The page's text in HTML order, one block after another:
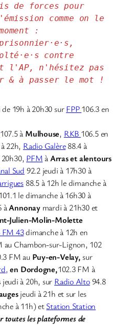
de forces pour
comme on le
:
contre
l'AP, n'hésitez pas
& à passer le mot !
19h à 20h30 surFPP106.3 en
107.5 à Mulhouse, RKB 106.5 en
22h, Radio Galère88.4 à
PFMàArras et alentours
Sud 92.2 jeudi à 17h30 à
88.5 à 12h le dimanche à
le dimanche à 16h30 à
àAnnonay mardi à 21h30 et
Julien-Molin-Molette
FM 43dimanche à 12h en
au Chambon-sur-Lignon, 102
FM au Puy-en-Velay,sur
en Dordogne,102.3 FM à
jeudi à 20h, sur Radio Alto94.8
jeudi à 21h et sur les
à 11h) etStation Station
toutes les plateformes de